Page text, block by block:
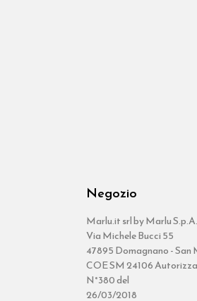
Negozio
Marlu.it srl by Marlu S.p.A.
Via Michele Bucci 55
47895 Domagnano - San
COE SM 24106
N°380 del
26/03/2018